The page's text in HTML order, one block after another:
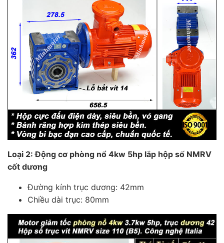
Loại 2: Động cơ phòng nổ 4kw 5hp lắp hộp số NMRV
cốt dương
Đường kính trục dương: 42mm
Chiều dài trục: 80mm